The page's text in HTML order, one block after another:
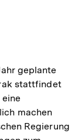
geplante
stattfindet
machen
Regierung